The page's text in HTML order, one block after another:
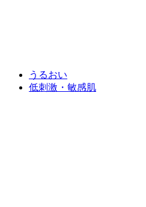
うるおい
低刺激・敏感肌